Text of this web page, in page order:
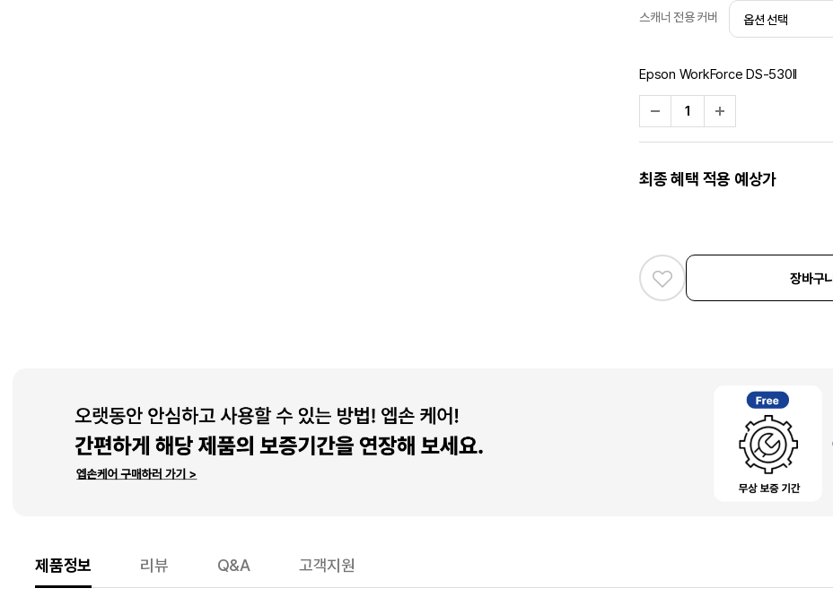
스캐너 전용 커버
Epson WorkForce DS-530II
최종 혜택 적용 예상가
장바구니
제품정보 리뷰 Q&A 고객지원